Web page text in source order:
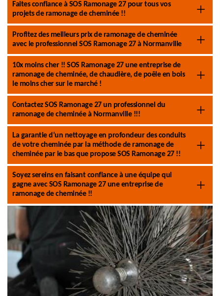
Faites confiance à SOS Ramonage 27 pour tous vos
projets de ramonage de cheminée !!
Profitez des meilleurs prix de ramonage de cheminée
avec le professionnel SOS Ramonage 27 à Normanville
10x moins cher !! SOS Ramonage 27 une entreprise de
ramonage de cheminée, de chaudière, de poêle en bois
le moins cher sur le marché !
Contactez SOS Ramonage 27 un professionnel du
ramonage de cheminée à Normanville !!!
La garantie d’un nettoyage en profondeur des conduits
de votre cheminée par la méthode de ramonage de
cheminée par le bas que propose SOS Ramonage 27 !!
Soyez sereins en faisant confiance à une équipe qui
gagne avec SOS Ramonage 27 une entreprise de
ramonage de cheminée !!